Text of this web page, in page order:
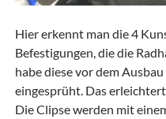
Hier erkennt man die 4
Befestigungen, die die
habe diese vor dem
eingesprüht. Das
Die Clipse werden mit